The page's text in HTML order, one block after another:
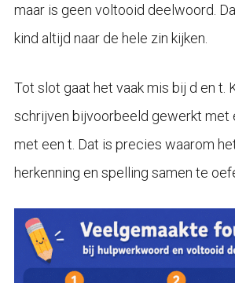
maar is geen voltooid deelwoord.
kind altijd naar de hele zin kijken.
Tot slot gaat het vaak mis bij d en t.
schrijven bijvoorbeeld gewerkt met
met een t. Dat is precies waarom
herkenning en spelling samen te